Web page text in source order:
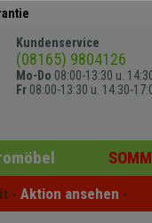
Kundenservice
(08165) 9804126
Mo-Do 08:00-13:30 u.
Fr 08:00-13:30 u. 14:30-
- Aktion ansehen -